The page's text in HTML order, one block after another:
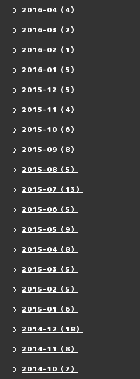
2016-04（4）
2016-03（2）
2016-02（1）
2016-01（5）
2015-12（5）
2015-11（4）
2015-10（6）
2015-09（8）
2015-08（5）
2015-07（13）
2015-06（5）
2015-05（9）
2015-04（8）
2015-03（5）
2015-02（5）
2015-01（6）
2014-12（18）
2014-11（8）
2014-10（7）